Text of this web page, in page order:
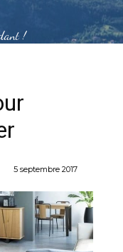
!
5 septembre 2017